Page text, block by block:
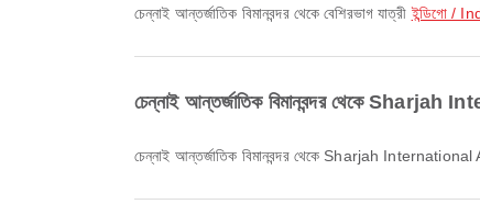
চেন্নাই আন্তর্জাতিক বিমানবন্দর থেকে বেশিরভাগ যাত্রীইন্ডিগো /
চেন্নাই আন্তর্জাতিক বিমানবন্দর থেকে Sharjah
চেন্নাই আন্তর্জাতিক বিমানবন্দর থেকে Sharjah